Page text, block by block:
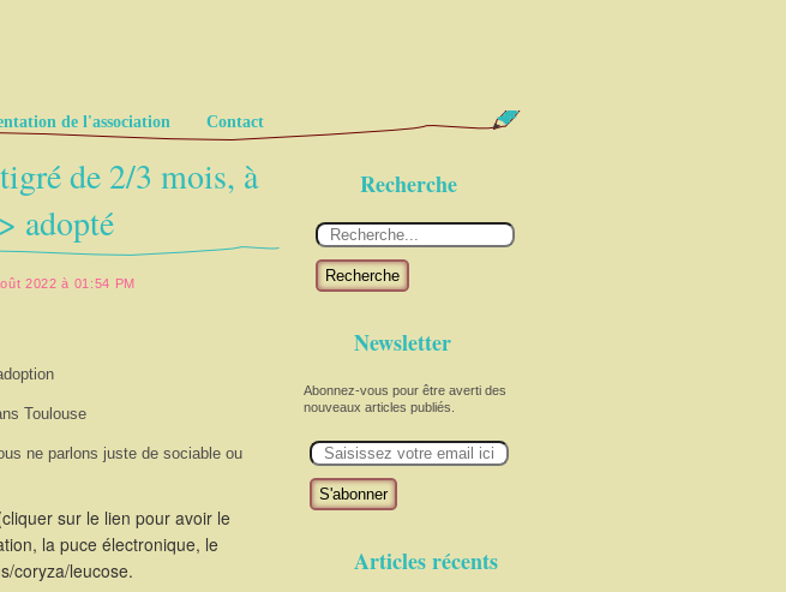
de l'association Contact
Recherche
Recherche
Newsletter
Abonnez-vous pour être averti des
nouveaux articles publiés.
m
Articles récents
de 2/3 mois, à
adopté
2022 à 01:54 PM
Toulouse
ne parlons juste de sociable ou
sur le lien pour avoir le
la puce électronique, le
coryza/leucose.